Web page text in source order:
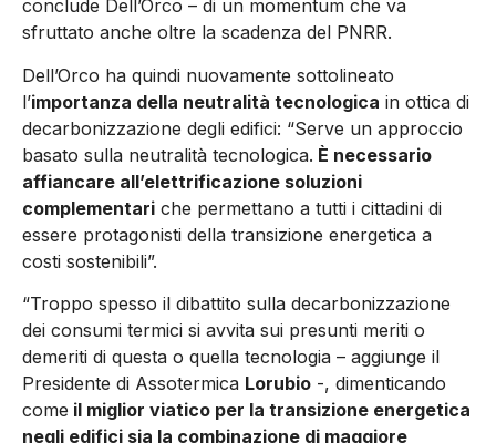
conclude Dell’Orco – di un momentum che va
sfruttato anche oltre la scadenza del PNRR.
Dell’Orco ha quindi nuovamente sottolineato
l’importanza della neutralità tecnologica in ottica di
decarbonizzazione degli edifici: “Serve un approccio
basato sulla neutralità tecnologica. È necessario
affiancare all’elettrificazione soluzioni
complementari che permettano a tutti i cittadini di
essere protagonisti della transizione energetica a
costi sostenibili”.
“Troppo spesso il dibattito sulla decarbonizzazione
dei consumi termici si avvita sui presunti meriti o
demeriti di questa o quella tecnologia – aggiunge il
Presidente di Assotermica Lorubio -, dimenticando
come il miglior viatico per la transizione energetica
negli edifici sia la combinazione di maggiore